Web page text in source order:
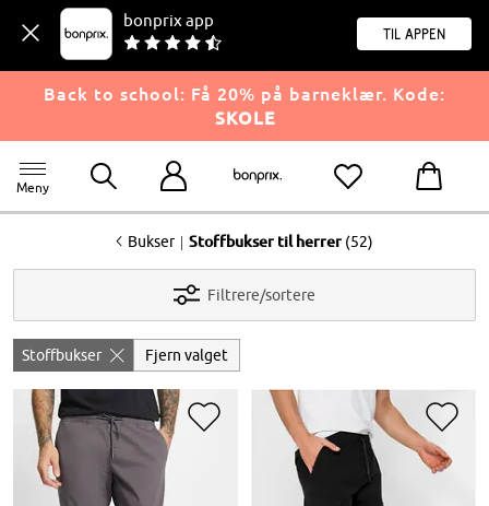
bonprix app
til appen
Back to school: Få 20% på barneklær. Kode:
SKOLE
Meny
<Bukser | Stoffbukser til herrer (52)
Filtrere/sortere
Stoffbukser Fjern valget